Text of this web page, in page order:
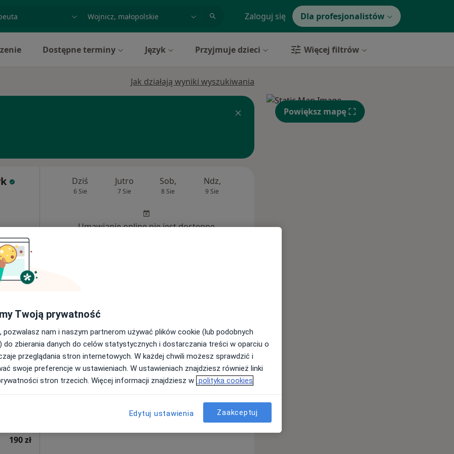
Zaloguj się Dla profesjonalistów
Dostępne terminy Język Przyjmuje dzieci Więcej filtrów
Jak działają wyniki wyszukiwania
190 zł
Dziś
6 Sie
Jutro
7 Sie
Sob,
8 Sie
Ndz,
9 Sie
Umawianie online nie jest dostępne
190 zł
Dziś
6 Sie
Jutro
7 Sie
Sob,
8 Sie
Ndz,
9 Sie
Pon,
10 Sie
Umawianie online nie jest dostępne
Powiększ mapę
Twoją prywatność
pozwalasz nam i naszym partnerom używać plików cookie (lub podobnych
do zbierania danych do celów statystycznych i dostarczania treści w oparciu o
przeglądania stron internetowych. W każdej chwili możesz sprawdzić i
swoje preferencje w ustawieniach. W ustawieniach znajdziesz również linki
stron trzecich. Więcej informacji znajdziesz w polityka cookies
Edytuj ustawienia Zaakceptuj